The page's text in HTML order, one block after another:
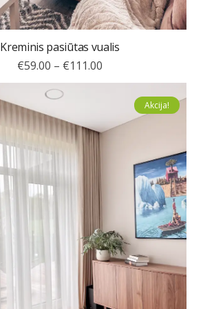
Kreminis pasiūtas vualis
€59.00 – €111.00
Akcija!